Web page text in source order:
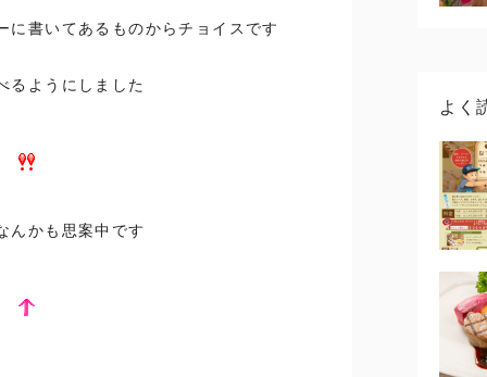
書いてあるものからチョイスです
るようにしました
んかも思案中です
よく